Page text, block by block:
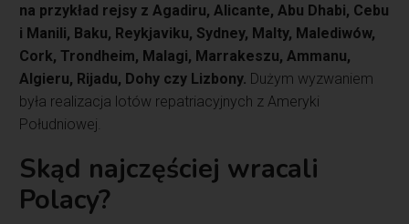
na przykład rejsy z Agadiru, Alicante, Abu Dhabi, Cebu
i Manili, Baku, Reykjaviku, Sydney, Malty, Malediwów,
Cork, Trondheim, Malagi, Marrakeszu, Ammanu,
Algieru, Rijadu, Dohy czy Lizbony. Dużym wyzwaniem
była realizacja lotów repatriacyjnych z Ameryki
Południowej.
Skąd najczęściej wracali
Polacy?